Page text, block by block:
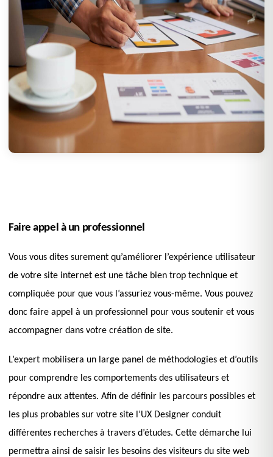
Faire appel à un professionnel
Vous vous dites surement qu’améliorer l’expérience utilisateur
de votre site internet est une tâche bien trop technique et
compliquée pour que vous l’assuriez vous-même. Vous pouvez
donc faire appel à un professionnel pour vous soutenir et vous
accompagner dans votre création de site.
L’expert mobilisera un large panel de méthodologies et d’outils
pour comprendre les comportements des utilisateurs et
répondre aux attentes. Afin de définir les parcours possibles et
les plus probables sur votre site l’UX Designer conduit
différentes recherches à travers d’études. Cette démarche lui
permettra ainsi de saisir les besoins des visiteurs du site web